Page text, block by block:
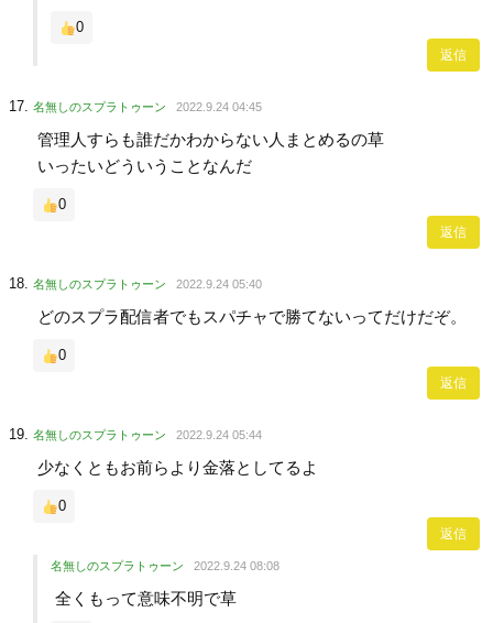
0
返信
名無しのスプラトゥーン 2022.9.24 04:45
管理人すらも誰だかわからない人まとめるの草
いったいどういうことなんだ
0
返信
名無しのスプラトゥーン 2022.9.24 05:40
どのスプラ配信者でもスパチャで勝てないってだけだぞ。
0
返信
名無しのスプラトゥーン 2022.9.24 05:44
少なくともお前らより金落としてるよ
0
返信
名無しのスプラトゥーン 2022.9.24 08:08
全くもって意味不明で草